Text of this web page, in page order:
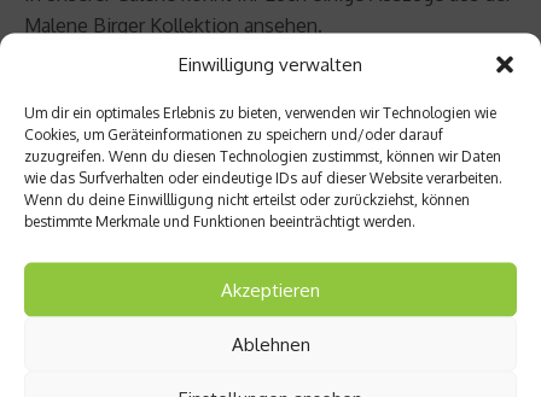
Einwilligung verwalten
Um dir ein optimales Erlebnis zu bieten, verwenden wir Technologien wie
Cookies, um Geräteinformationen zu speichern und/oder darauf
zuzugreifen. Wenn du diesen Technologien zustimmst, können wir Daten
wie das Surfverhalten oder eindeutige IDs auf dieser Website verarbeiten.
Wenn du deine Einwillligung nicht erteilst oder zurückziehst, können
bestimmte Merkmale und Funktionen beeinträchtigt werden.
Akzeptieren
Ablehnen
Malene Birger Kollektion ansehen.
(Dieser Link führt auf die Homepage von Marlene
Birger).
Beitrag teilen
Nächster Beitrag